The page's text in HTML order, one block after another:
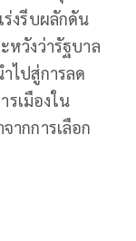
ร่งรีบผลักดัน
หวังว่ารัฐบาล
ไปสู่การลด
เมืองใน
ากการเลือก